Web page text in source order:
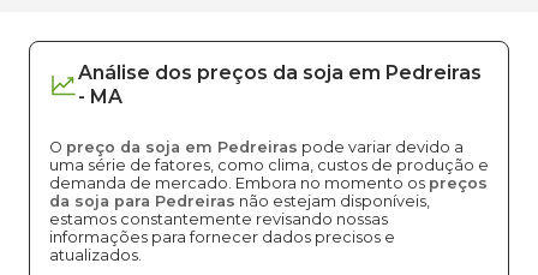
Análise dos preços da soja em Pedreiras
- MA
O preço da soja em Pedreiras pode variar devido a
uma série de fatores, como clima, custos de produção e
demanda de mercado. Embora no momento os preços
da soja para Pedreiras não estejam disponíveis,
estamos constantemente revisando nossas
informações para fornecer dados precisos e
atualizados.